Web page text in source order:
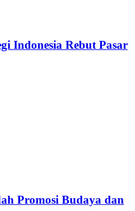
Indonesia Rebut Pasar
Promosi Budaya dan